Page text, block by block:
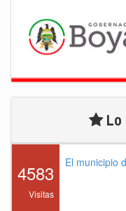
Lo
4583
Visitas
El municipio